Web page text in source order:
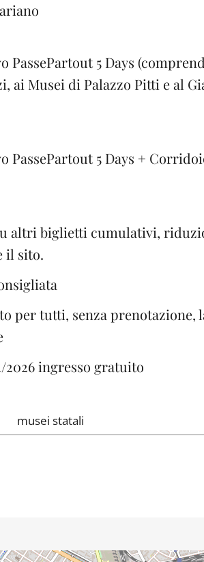
PassePartout 5 Days
ai Musei di Palazzo Pitti e al
PassePartout 5 Days +
altri biglietti cumulativi,
il sito.
per tutti, senza prenotazione,
2026 ingresso gratuito
musei statali